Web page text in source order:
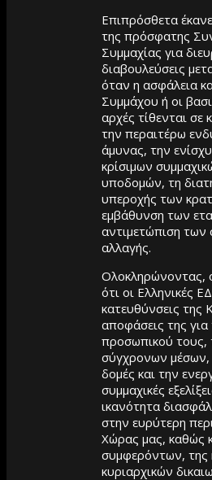
Επιπρόσθετα
της πρόσφατης
Συμμαχίας για
διαβουλεύσεις
όταν η ασφάλεια
Συμμάχου ή οι
αρχές τίθενται σε
την περαιτέρω
άμυνας, την
κρίσιμων
υποδομών, τη
υπεροχής των
εμβάθυνση των
αντιμετώπιση των
αλλαγής.
Ολοκληρώνοντας,
ότι οι Ελληνικές
κατευθύνσεις της
αποφάσεις της
προσωπικού τους,
σύγχρονων μέσων,
δομές και την
συμμαχικές
ικανότητα
στην ευρύτερη
Χώρας μας, καθώς
συμφερόντων, της
κυριαρχικών